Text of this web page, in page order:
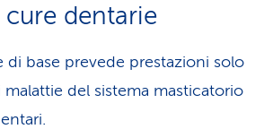
dentarie
di base prevede prestazioni solo
malattie del sistema masticatorio